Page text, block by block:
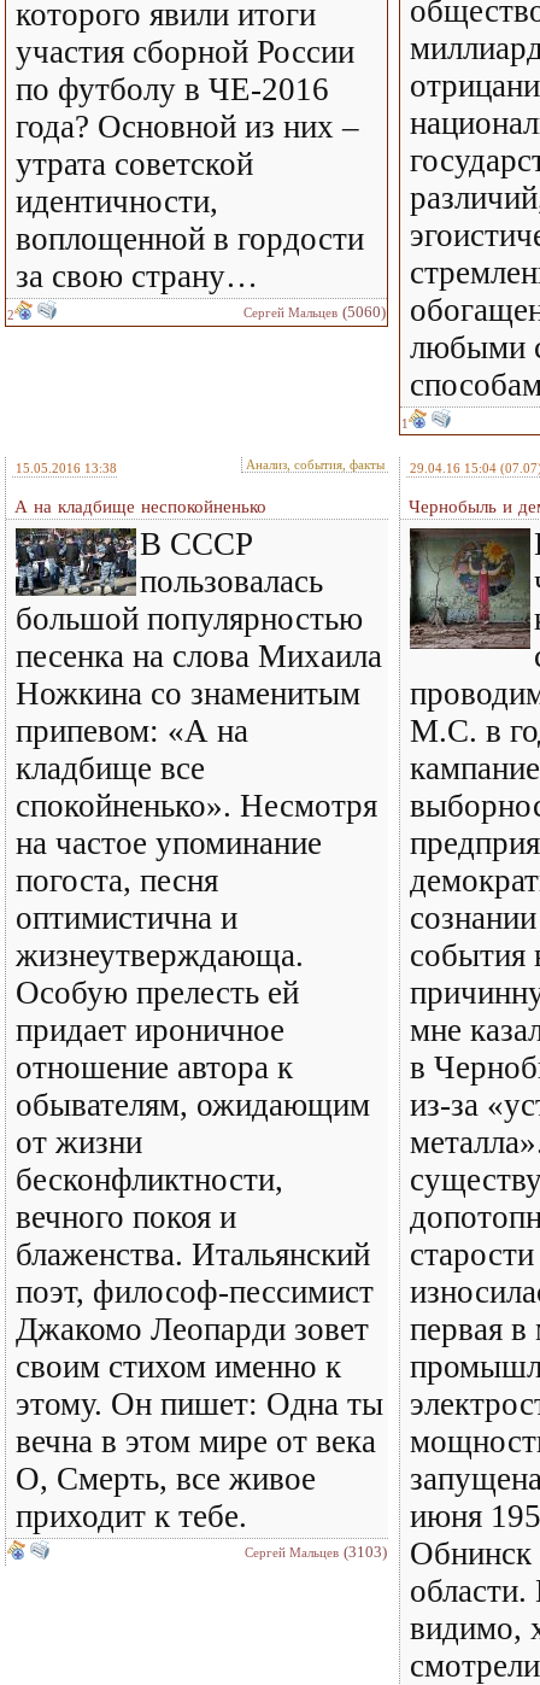
которого явили итоги
участия сборной России
по футболу в ЧЕ-2016
года? Основной из них –
утрата советской
идентичности,
воплощенной в гордости
за свою страну…
2 Сергей Мальцев (5060)
любыми
1
15.05.2016 13:38 Анализ, события, факты
А на кладбище неспокойненько
В СССР
пользовалась
большой популярностью
песенка на слова Михаила
Ножкина со знаменитым
припевом: «А на
кладбище все
спокойненько». Несмотря
на частое упоминание
погоста, песня
оптимистична и
жизнеутверждающа.
Особую прелесть ей
придает ироничное
отношение автора к
обывателям, ожидающим
от жизни
бесконфликтности,
вечного покоя и
блаженства. Итальянский
поэт, философ-пессимист
Джакомо Леопарди зовет
своим стихом именно к
этому. Он пишет: Одна ты
вечна в этом мире от века
О, Смерть, все живое
приходит к тебе.
Сергей Мальцев (3103)
29.04.16 15:04
Чернобыль и
М.С. в
события
мне
в
из-за
первая в
июня
видимо,